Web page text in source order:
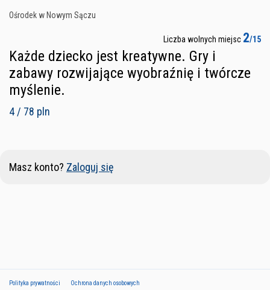
Ośrodek w Nowym Sączu
Liczba wolnych miejsc 2/15
Każde dziecko jest kreatywne. Gry i
zabawy rozwijające wyobraźnię i twórcze
myślenie.
4 / 78 pln
Masz konto? Zaloguj się
Polityka prywatności Ochrona danych osobowych